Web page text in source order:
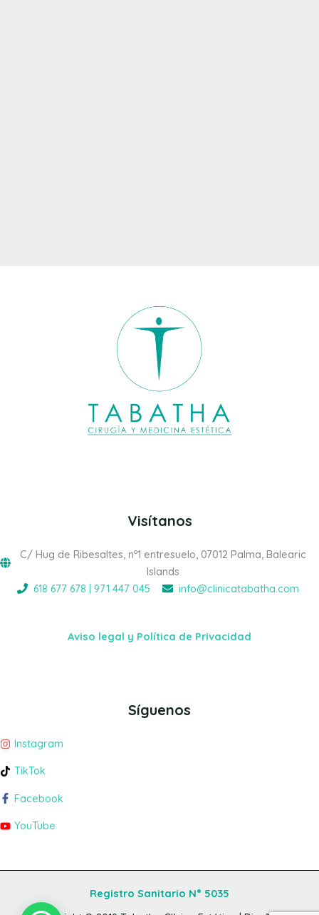
Visítanos
C/ Hug de Ribesaltes, nº1 entresuelo, 07012 Palma, Balearic
Islands
618 677 678 | 971 447 045
info@clinicatabatha.com
Aviso legal y Política de Privacidad
Síguenos
Instagram
TikTok
Facebook
YouTube
Registro Sanitario N° 5035